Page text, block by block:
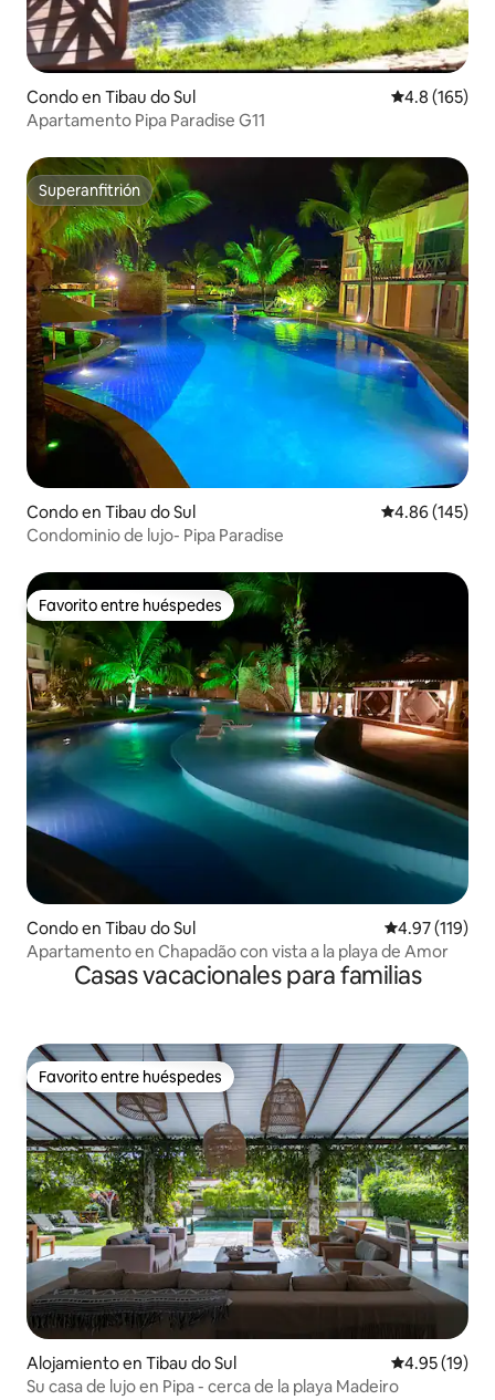
Condo en Tibau do Sul Calificación
4.8 (165)
Apartamento Pipa Paradise G11
Superanfitrión
Superanfitrión
Condo en Tibau do Sul Calificación
4.86 (145)
Condominio de lujo- Pipa Paradise
Favorito entre huéspedes
Favorito entre huéspedes
Condo en Tibau do Sul Calificación
4.97 (119)
Apartamento en Chapadão con vista a la playa de Amor
Casas vacacionales para familias
Favorito entre huéspedes
Favorito entre huéspedes
Alojamiento en Tibau do Sul Calificación
4.95 (19)
Su casa de lujo en Pipa - cerca de la playa Madeiro